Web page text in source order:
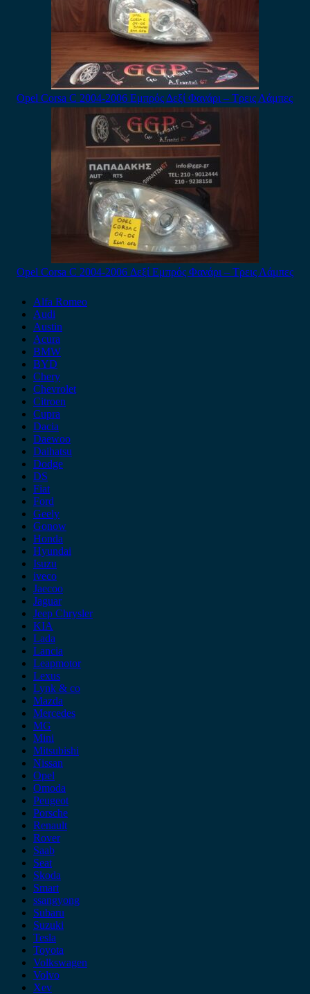
Opel Corsa C 2004-2006 Εμπρός Δεξί Φανάρι – Τρεις Λάμπες
Opel Corsa C 2004-2006 Δεξί Εμπρός Φανάρι – Τρεις Λάμπες
Alfa Romeo
Audi
Austin
Acura
BMW
BYD
Chery
Chevrolet
Citroen
Cupra
Dacia
Daewoo
Daihatsu
Dodge
DS
Fiat
Ford
Geely
Gonow
Honda
Hyundai
Isuzu
iveco
Jaecoo
Jaguar
Jeep Chrysler
KIA
Lada
Lancia
Leapmotor
Lexus
Lynk & co
Mazda
Mercedes
MG
Mini
Mitsubishi
Nissan
Opel
Omoda
Peugeot
Porsche
Renault
Rover
Saab
Seat
Skoda
Smart
ssangyong
Subaru
Suzuki
Tesla
Toyota
Volkswagen
Volvo
Xev